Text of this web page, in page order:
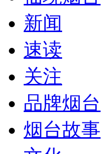
新闻
速读
关注
品牌烟台
烟台故事